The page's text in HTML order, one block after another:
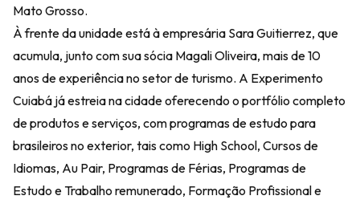
Mato Grosso.
À frente da unidade está à empresária Sara Guitierrez, que
acumula, junto com sua sócia Magali Oliveira, mais de 10
anos de experiência no setor de turismo. A Experimento
Cuiabá já estreia na cidade oferecendo o portfólio completo
de produtos e serviços, com programas de estudo para
brasileiros no exterior, tais como High School, Cursos de
Idiomas, Au Pair, Programas de Férias, Programas de
Estudo e Trabalho remunerado, Formação Profissional e